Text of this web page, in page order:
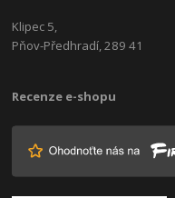
Klipec 5,
Pňov-Předhradí, 289 41
Recenze e-shopu